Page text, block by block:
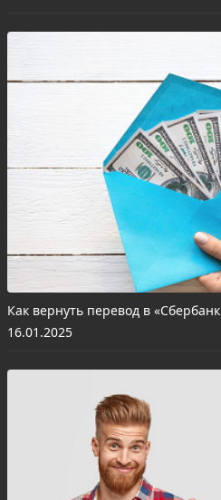
Как вернуть перевод в
16.01.2025